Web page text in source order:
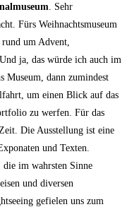
. Sehr
Fürs Weihnachtsmuseum
um Advent,
ja, das würde ich auch im
Museum, dann zumindest
um einen Blick auf das
zu werfen. Für das
Die Ausstellung ist eine
und Texten.
die im wahrsten Sinne
und diversen
gefielen uns zum